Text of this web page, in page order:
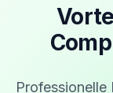
Professionelle